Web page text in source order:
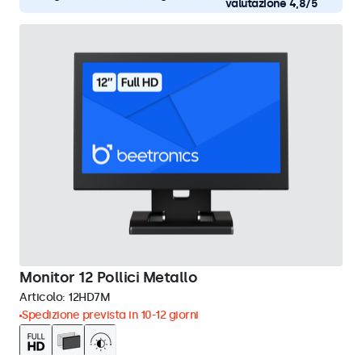
valutazione 4,8/5
Monitor 12 Pollici Metallo
Articolo: 12HD7M
Spedizione prevista in 10-12 giorni